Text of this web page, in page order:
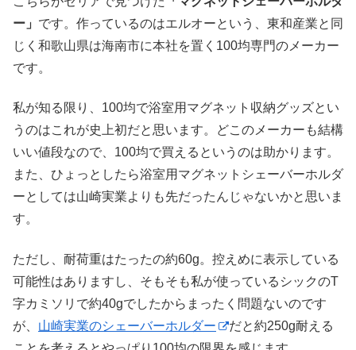
ー」 です。作っているのはエルオーという、東和産業と同
じく和歌山県は海南市に本社を置く100均専門のメーカー
です。
私が知る限り、100均で浴室用マグネット収納グッズとい
うのはこれが史上初だと思います。どこのメーカーも結構
いい値段なので、100均で買えるというのは助かります。
また、ひょっとしたら浴室用マグネットシェーバーホルダ
ーとしては山崎実業よりも先だったんじゃないかと思いま
す。
ただし、耐荷重はたったの約60g。控えめに表示している
可能性はありますし、そもそも私が使っているシックのT
字カミソリで約40gでしたからまったく問題ないのです
が、 山崎実業のシェーバーホルダー
だと約250g耐える